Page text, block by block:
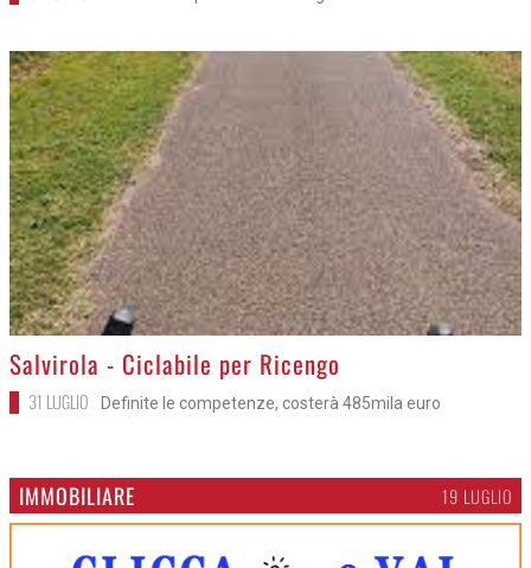
>
Salvirola - Ciclabile per Ricengo
31 LUGLIO Definite le competenze, costerà 485mila euro
IMMOBILIARE 19 LUGLIO